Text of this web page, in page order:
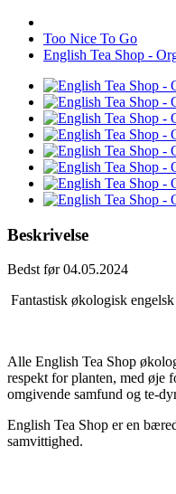
Too Nice To Go
English Tea Shop -
Beskrivelse
Bedst før 04.05.2024
Fantastisk økologisk engelsk
Alle English Tea Shop
respekt for planten, med øje
omgivende samfund og te-
English Tea Shop er en
samvittighed.